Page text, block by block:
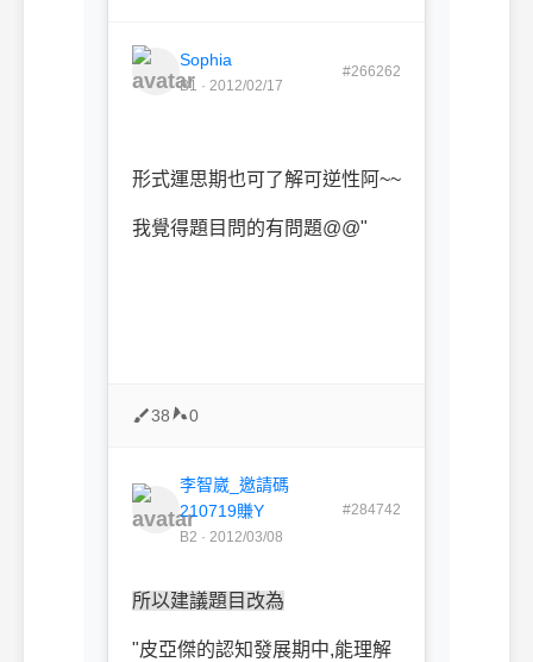
Sophia
B1 · 2012/02/17
#266262
形式運思期也可了解可逆性阿~~
我覺得題目問的有問題@@"
38 0
李智崴_邀請碼
210719賺Y
B2 · 2012/03/08
#284742
所以建議題目改為
"皮亞傑的認知發展期中,能理解